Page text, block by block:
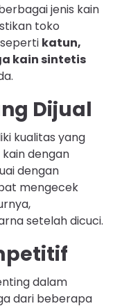
jenis kain
toko
katun,
kain sintetis
Dijual
kualitas yang
dengan
dengan
mengecek
setelah dicuci.
dalam
dari beberapa